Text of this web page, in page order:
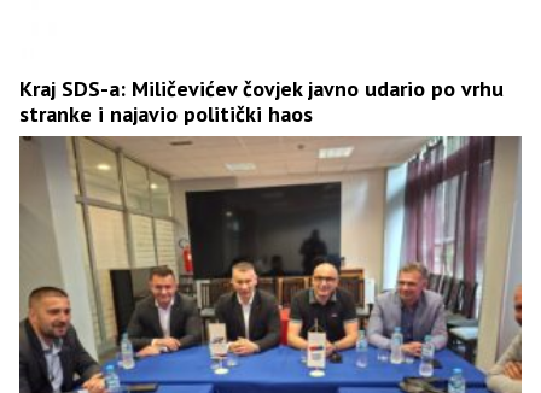
Kraj SDS-a: Miličevićev čovjek javno udario po vrhu
stranke i najavio politički haos